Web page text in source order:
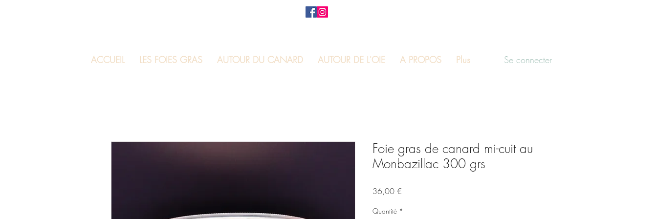
ACCUEIL LES FOIES GRAS AUTOUR DU CANARD AUTOUR DE L'OIE A PROPOS Plus Se connecter
Foie gras de canard mi-cuit au
Monbazillac 300 grs
36,00 €
Quantité *